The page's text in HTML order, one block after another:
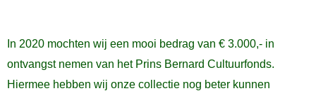
In 2020 mochten wij een mooi bedrag van € 3.000,- in
ontvangst nemen van het Prins Bernard Cultuurfonds.
Hiermee hebben wij onze collectie nog beter kunnen